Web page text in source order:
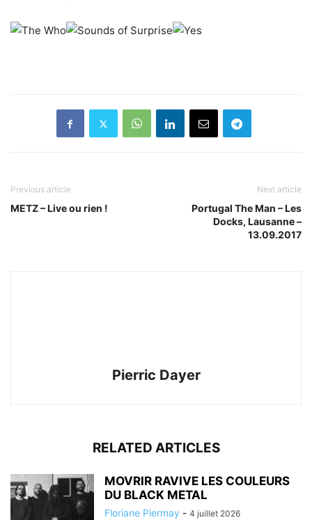
Previous article
METZ – Live ou rien !
Next article
Portugal The Man – Les
Docks, Lausanne –
13.09.2017
Pierric Dayer
RELATED ARTICLES
MOVRIR RAVIVE LES COULEURS
DU BLACK METAL
Floriane Piermay - 4 juillet 2026